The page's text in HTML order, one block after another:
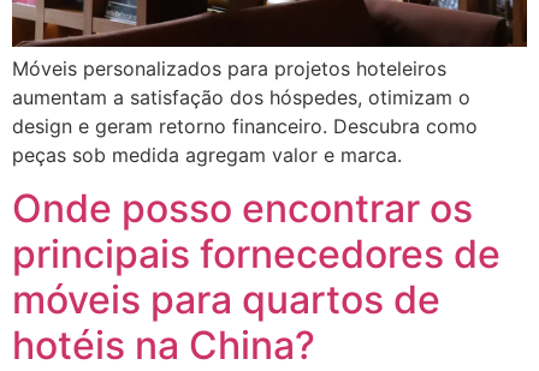
Móveis personalizados para projetos hoteleiros
aumentam a satisfação dos hóspedes, otimizam o
design e geram retorno financeiro. Descubra como
peças sob medida agregam valor e marca.
Onde posso encontrar os
principais fornecedores de
móveis para quartos de
hotéis na China?